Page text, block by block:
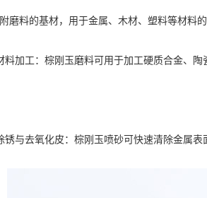
料的基材，用于金属、木材、塑料等材料
工：棕刚玉磨料可用于加工硬质合金、陶
去氧化皮：棕刚玉喷砂可快速清除金属表